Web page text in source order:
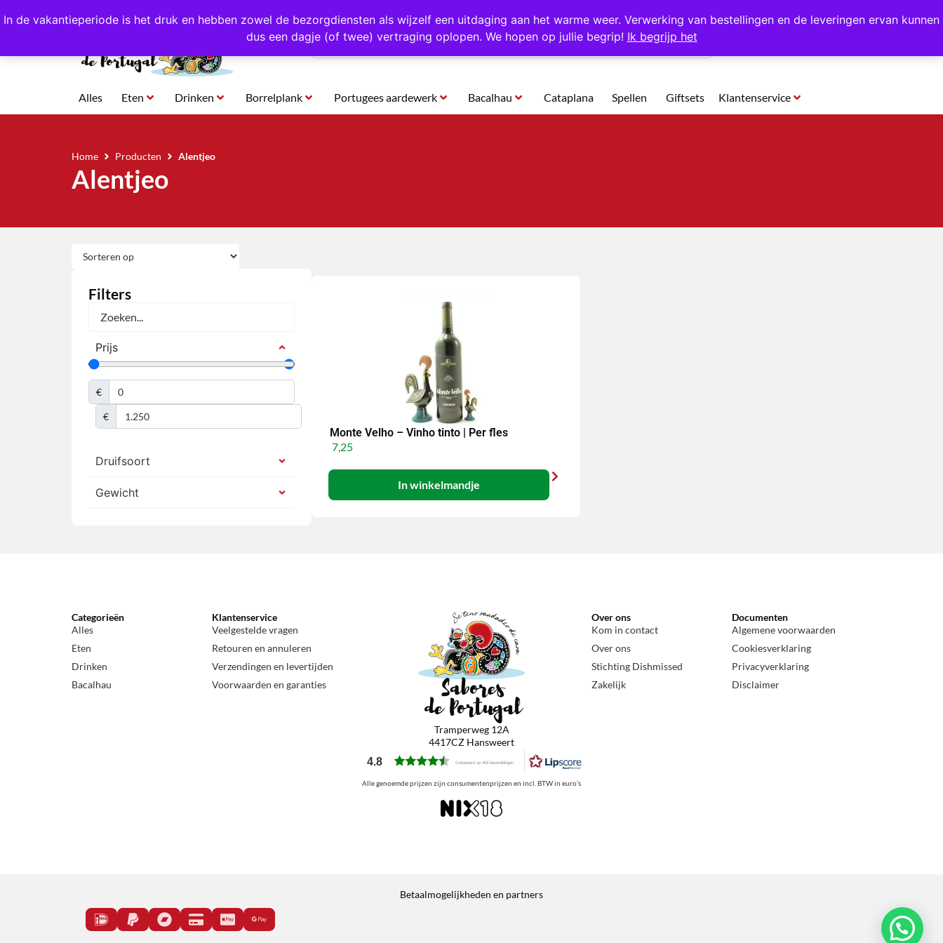
In de vakantieperiode is het druk en hebben zowel de bezorgdiensten als wijzelf een uitdaging aan het warme weer. Verwerking van bestellingen en de leveringen ervan kunnen
dus een dagje (of twee) vertraging oplopen. We hopen op jullie begrip! Ik begrijp het
4,8/5,0 sterren beoordeeld! Eigen import uit Portugal Altijd 1000 verschillende producten op voorraad Gratis op te halen in Hansweert
Alles Eten Drinken Borrelplank Portugees aardewerk Bacalhau Cataplana Spellen Giftsets Klantenservice
Home Producten Alentjeo
Alentjeo
Filters
Prijs
€
€
Druifsoort
Gewicht
Monte Velho – Vinho tinto | Per fles
7,25
In winkelmandje
Categorieën
Alles
Eten
Drinken
Bacalhau
Klantenservice
Veelgestelde vragen
Retouren en annuleren
Verzendingen en levertijden
Voorwaarden en garanties
Tramperweg 12A
4417CZ Hansweert
4.8 Gebaseerd op 403 beoordelingen
Alle genoemde prijzen zijn consumentenprijzen en incl. BTW in euro’s
Over ons
Kom in contact
Over ons
Stichting Dishmissed
Zakelijk
Documenten
Algemene voorwaarden
Cookiesverklaring
Privacyverklaring
Disclaimer
Betaalmogelijkheden en partners